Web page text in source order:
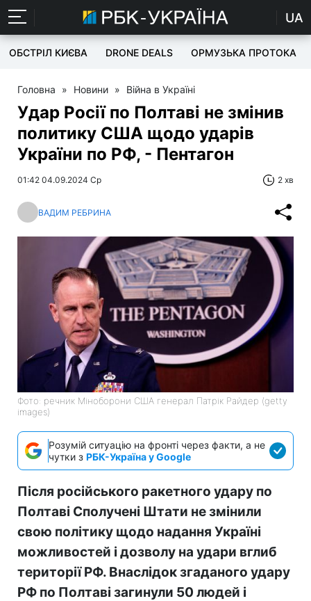
UA
ОБСТРІЛ КИЄВА DRONE DEALS ОРМУЗЬКА ПРОТОКА
Головна » Новини » Війна в Україні
Удар Росії по Полтаві не змінив
политику США щодо ударів
України по РФ, - Пентагон
01:42 04.09.2024 Ср 2 хв
ВАДИМ РЕБРИНА
Фото: речник Міноборони США генерал Патрік Райдер (getty
images)
Розумій ситуацію на фронті через факти, а не
чутки з РБК-Україна у Google
Після російського ракетного удару по
Полтаві Сполучені Штати не змінили
свою політику щодо надання Україні
можливостей і дозволу на удари вглиб
території РФ. Внаслідок згаданого удару
РФ по Полтаві загинули 50 людей і